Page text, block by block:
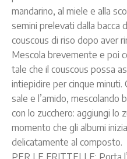
mandarino, al miele e alla
semini prelevati dalla bacca
couscous di riso dopo aver
Mescola brevemente e poi
tale che il couscous possa
intiepidire per cinque minuti.
sale e l’amido, mescolando
con lo zucchero: aggiungi lo
momento che gli albumi
delicatamente al composto.
PER LE FRITTELLE: Porta